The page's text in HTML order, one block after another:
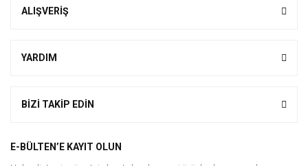
ALIŞVERİŞ
YARDIM
BİZİ TAKİP EDİN
E-BÜLTEN’E KAYIT OLUN